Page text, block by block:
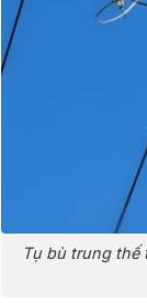
Tụ bù trung thế